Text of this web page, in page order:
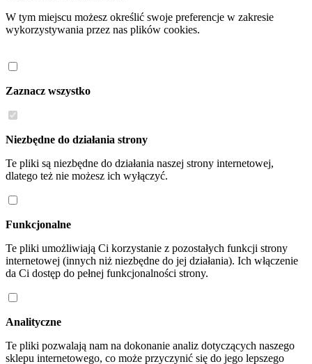
W tym miejscu możesz określić swoje preferencje w zakresie
wykorzystywania przez nas plików cookies.
Zaznacz wszystko
Niezbędne do działania strony
Te pliki są niezbędne do działania naszej strony internetowej,
dlatego też nie możesz ich wyłączyć.
Funkcjonalne
Te pliki umożliwiają Ci korzystanie z pozostałych funkcji strony
internetowej (innych niż niezbędne do jej działania). Ich włączenie
da Ci dostęp do pełnej funkcjonalności strony.
Analityczne
Te pliki pozwalają nam na dokonanie analiz dotyczących naszego
sklepu internetowego, co może przyczynić się do jego lepszego